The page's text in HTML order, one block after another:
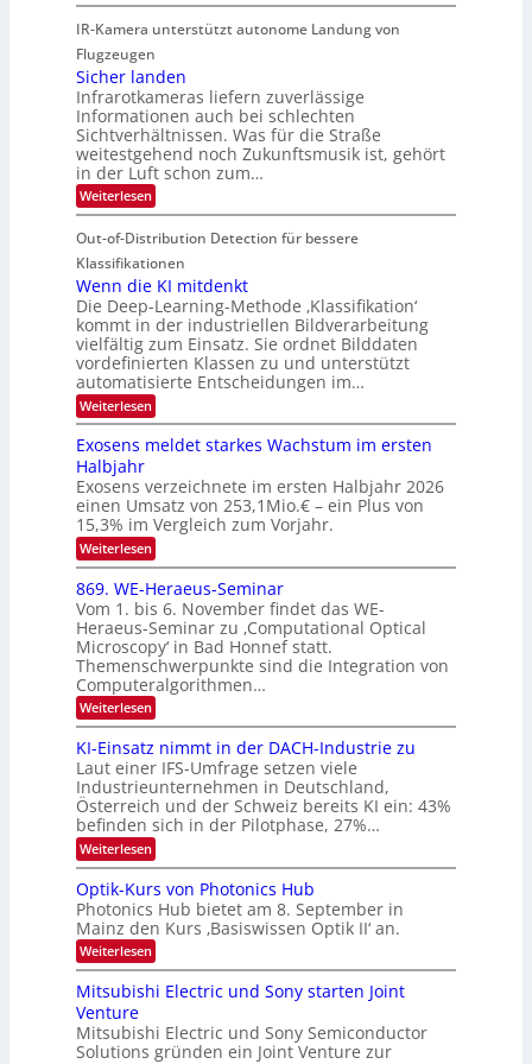
K
-
M
e
m
s
u
n
d
M
a
n
t
i
S
p
e
c
t
r
g
l
i
c
h
k
e
i
t
e
d
e
r
i
n
V
I
S
I
O
N
T
e
c
h
T
a
l
k
G
u
i
d
e
d
T
o
u
r
u
d
e
r
V
S
O
N
2
0
2
6
IR-Kamera unterstützt autonome Landung von
Flugzeugen
Sicher landen
Infrarotkameras liefern zuverlässige
Informationen auch bei schlechten
Sichtverhältnissen. Was für die Straße
weitestgehend noch Zukunftsmusik ist, gehört
in der Luft schon zum…
Weiterlesen:
S
c
h
l
a
n
d
e
n
Out-of-Distribution Detection für bessere
Klassifikationen
Wenn die KI mitdenkt
Die Deep-Learning-Methode ‚Klassifikation‘
kommt in der industriellen Bildverarbeitung
vielfältig zum Einsatz. Sie ordnet Bilddaten
vordefinierten Klassen zu und unterstützt
automatisierte Entscheidungen im…
Weiterlesen:
W
n
d
i
e
K
I
m
i
t
d
e
n
k
t
Exosens meldet starkes Wachstum im ersten
Halbjahr
Exosens verzeichnete im ersten Halbjahr 2026
einen Umsatz von 253,1Mio.€ – ein Plus von
15,3% im Vergleich zum Vorjahr.
Weiterlesen:
E
x
o
s
e
n
s
m
e
l
d
e
t
s
t
a
r
k
e
W
a
c
h
s
u
i
m
869. WE-Heraeus-Seminar
Vom 1. bis 6. November findet das WE-
Heraeus-Seminar zu ‚Computational Optical
Microscopy‘ in Bad Honnef statt.
Themenschwerpunkte sind die Integration von
Computeralgorithmen…
Weiterlesen:
8
9
.
W
E
-
H
e
r
a
e
u
s
-
S
e
n
a
KI-Einsatz nimmt in der DACH-Industrie zu
Laut einer IFS-Umfrage setzen viele
Industrieunternehmen in Deutschland,
Österreich und der Schweiz bereits KI ein: 43%
befinden sich in der Pilotphase, 27%…
Weiterlesen:
K
-
E
i
n
s
t
n
Optik-Kurs von Photonics Hub
Photonics Hub bietet am 8. September in
Mainz den Kurs ‚Basiswissen Optik II‘ an.
Weiterlesen:
O
p
t
k
-
Mitsubishi Electric und Sony starten Joint
Venture
Mitsubishi Electric und Sony Semiconductor
Solutions gründen ein Joint Venture zur